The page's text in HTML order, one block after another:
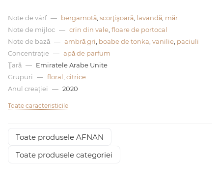
de lei
Note de vârf — bergamotă scorţişoară lavandă măr
Note de mijloc — crin din vale floare de portocal
Note de bază — ambră gri boabe de tonka vanilie paciuli
Concentraţie — apă de parfum
Ţară — Emiratele Arabe Unite
Grupuri
— floral citrice
Anul creației
— 2020
Toate caracteristicile
Toate produsele AFNAN
Toate produsele categoriei